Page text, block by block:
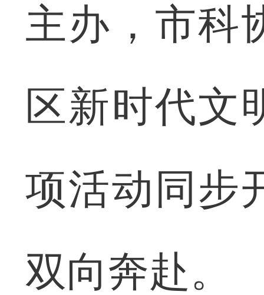
主办，市科
区新时代文
项活动同步
双向奔赴。